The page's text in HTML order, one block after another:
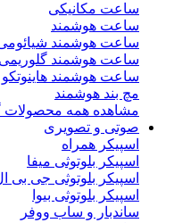
ساعت مکانیکی
ساعت هوشمند
ساعت هوشمند
ساعت هوشمند گلوریمی
ساعت هوشمند هاینوتکو
مچ بند هوشمند
مشاهده همه محصولات
صوتی و تصویری
اسپیکر همراه
اسپیکر بلوتوثی میفا
اسپیکر بلوتوثی جی بی
اسپیکر بلوتوثی بیوا
ساندبار و ساب ووفر